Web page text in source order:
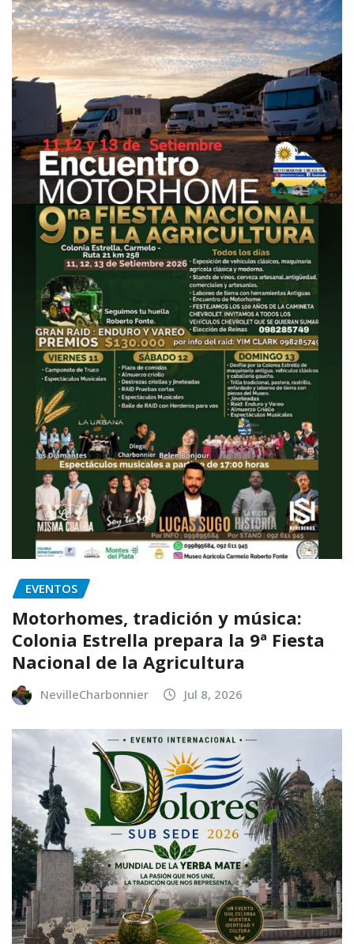
EVENTOS
Motorhomes, tradición y música:
Colonia Estrella prepara la 9ª Fiesta
Nacional de la Agricultura
NevilleCharbonnier Jul 8, 2026